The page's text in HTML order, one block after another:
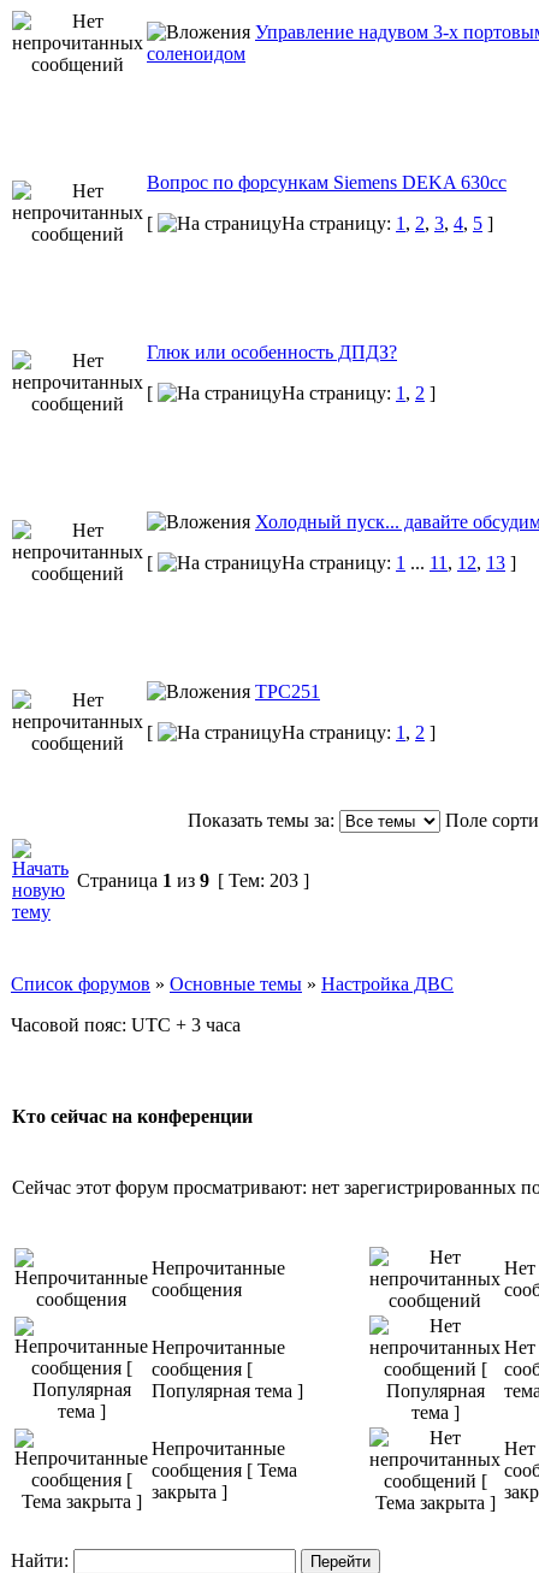
Управление надувом 3-х
соленоидом
Вопрос по форсункам Siemens DEKA 630cc
[
На страницу: 1 , 2, 3, 4, 5 ]
Глюк или особенность ДПДЗ?
[
На страницу: 1 , 2 ]
Холодный пуск... давайте
[
На страницу: 1 ... 11 , 12, 13 ]
ТРС251
[
На страницу: 1 , 2 ]
Показать темы за: Поле
Страница 1 из 9 [ Тем: 203 ]
Список форумов » Основные темы » Настройка ДВС
Часовой пояс: UTC + 3 часа
Кто сейчас на конференции
Сейчас этот форум просматривают: нет зарегистрированных
Непрочитанные
сообщения
Нет
Непрочитанные
сообщения [
Популярная тема ]
Нет
Непрочитанные
сообщения [ Тема
закрыта ]
Нет
Найти: